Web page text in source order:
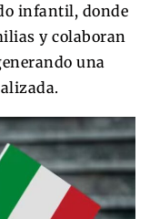
infantil, donde
y colaboran
una